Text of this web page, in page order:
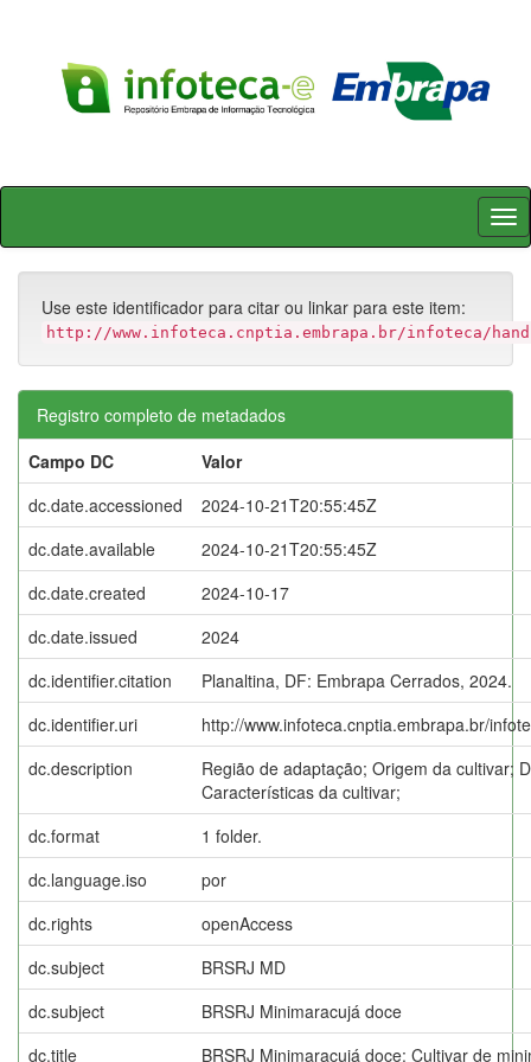
Skip
Use este identificador para citar ou linkar para este item:
http://www.infoteca.cnptia.embrapa.br/infoteca/
Registro completo de metadados
Campo DC
Valor
dc.date.accessioned
2024-10-21T20:55:45Z
dc.date.available
2024-10-21T20:55:45Z
dc.date.created
2024-10-17
dc.date.issued
2024
dc.identifier.citation
Planaltina, DF: Embrapa Cerrados, 2024.
dc.identifier.uri
http://www.infoteca.cnptia.embrapa.br/
dc.description
Região de adaptação; Origem da cultivar;
Características da cultivar;
dc.format
1 folder.
dc.language.iso
por
dc.rights
openAccess
dc.subject
BRSRJ MD
dc.subject
BRSRJ Minimaracujá doce
dc.title
BRSRJ Minimaracujá doce: Cultivar de